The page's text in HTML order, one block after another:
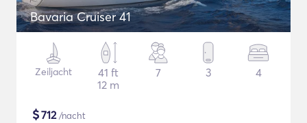
Bavaria Cruiser 41
Zeiljacht
41 ft
12 m
7 3 4
$712/nacht